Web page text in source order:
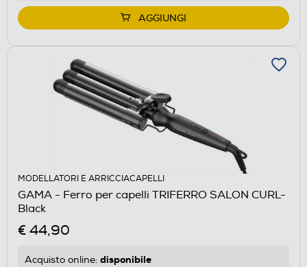
AGGIUNGI
MODELLATORI E ARRICCIACAPELLI
GAMA - Ferro per capelli TRIFERRO SALON CURL-
Black
€ 44,90
Acquisto online: disponibile